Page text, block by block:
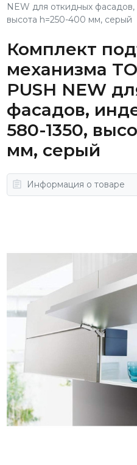
NEW для откидных фасадов,
высота h=250-400 мм, серый
Комплект
механизма
PUSH NEW
фасадов,
580-1350,
мм, серый
Информация о товаре